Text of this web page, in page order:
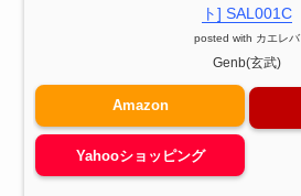
ト] SAL001C
posted with カエレバ
Genb(玄武)
Amazon
Yahooショッピング